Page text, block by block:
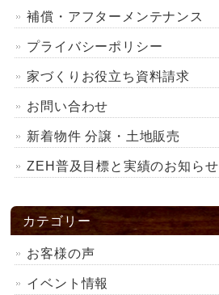
補償・アフターメンテナンス
プライバシーポリシー
家づくりお役立ち資料請求
お問い合わせ
新着物件 分譲・土地販売
ZEH普及目標と実績のお知らせ
カテゴリー
お客様の声
イベント情報